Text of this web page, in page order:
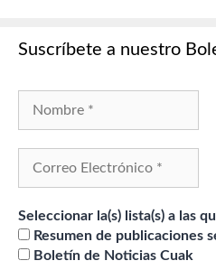
Suscríbete a nuestro
Seleccionar la(s) lista(s) a las
Resumen de publicaciones
Boletín de Noticias Cuak